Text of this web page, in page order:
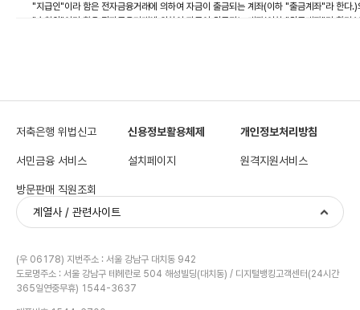
"지급인"이라 함은 전자금융거래에 의하여 자금이 출금되는 계좌(이하 "출금계좌"라 한다
"수취인"이라 함은 전자금융거래에 의하여 자금이 입금되는 계좌(이하 "입금계좌"라 한다
"전자문서"라 함은 "전자금융거래법" 제2조 제1호의 규정에 따라 작성, 송,수신 또는 저장
"오류"라 함은 이용자의 고의 또는 과실 없이 전자금융거래가 약관(개별약관을 포함한다
"추심이체"라 함은 수취인이 이용하는 전자적 장치를 통한 추심지시에 따라 상호저축은행
"예약에 의한 계좌이체"라 함은 계좌이체가 장래의 특정일자에 이루어지도록 이용자가 미
12의2."지연이체"라 함은 계좌이체가 거래지시된 때로부터 일정 시간이 경과된 후에 이
"계좌송금"이라 함은 이용자가 현금자동지급기, 자동입출금기를 통하여 자기 또는 타인의
"예약에 의한 추심이체"라 함은 추심이체가 장래의 특정일자에 이루어지도록 이용자가
"영업일"이라 함은 통상 상호저축은행 영업점에서 정상적인 영업을 하는 날을 말한다.
"추가적인 보안조치"라 함은 이용자가 지정하지 않은 단말기를 이용하여 전자금융거래
저축은행 위법신고 신용정보활용체제 개인정보처리방침
서민금융 서비스 설치페이지 원격지원서비스
방문판매 직원조회
계열사 / 관련사이트
(우 06178) 지번주소 : 서울 강남구 대치동 942
도로명주소 : 서울 강남구 테헤란로 504 해성빌딩(대치동) / 디지털뱅킹고객센터(24시간
365일연중무휴) 1544-3637